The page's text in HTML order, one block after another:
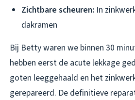
Zichtbare scheuren: In
dakramen
Bij Betty waren we binnen 30
hebben eerst de acute lekkage
goten leeggehaald en het
gerepareerd. De definitieve